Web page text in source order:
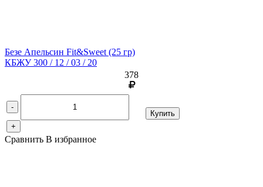
Безе Апельсин Fit&Sweet (25 гр)
КБЖУ 300 / 12 / 03 / 20
378
-
+
Купить
Сравнить В избранное